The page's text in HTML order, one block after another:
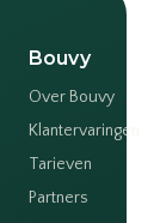
Bouvy
Over Bouvy
Klantervaringen
Tarieven
Partners